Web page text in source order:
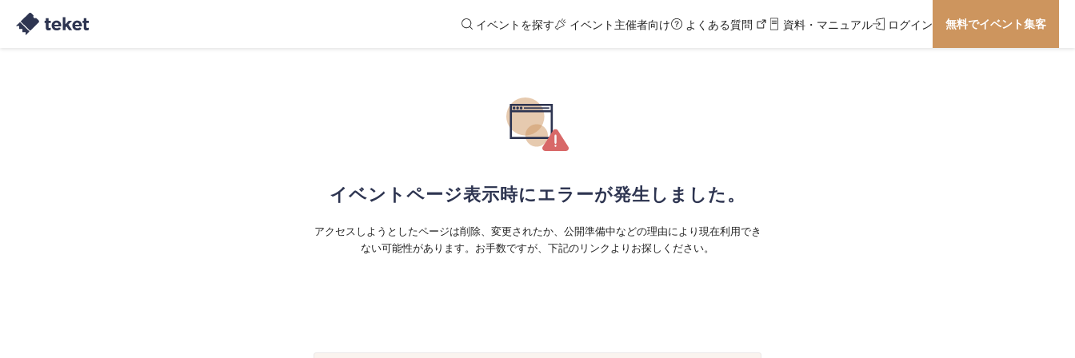
イベントを探す イベント主催者向け よくある質問 資料・マニュアル ログイン 無料でイベント集客
イベントページ表示時にエラーが発生しました。
アクセスしようとしたページは削除、変更されたか、公開準備中などの理由により現在利用でき
ない可能性があります。お手数ですが、下記のリンクよりお探しください。